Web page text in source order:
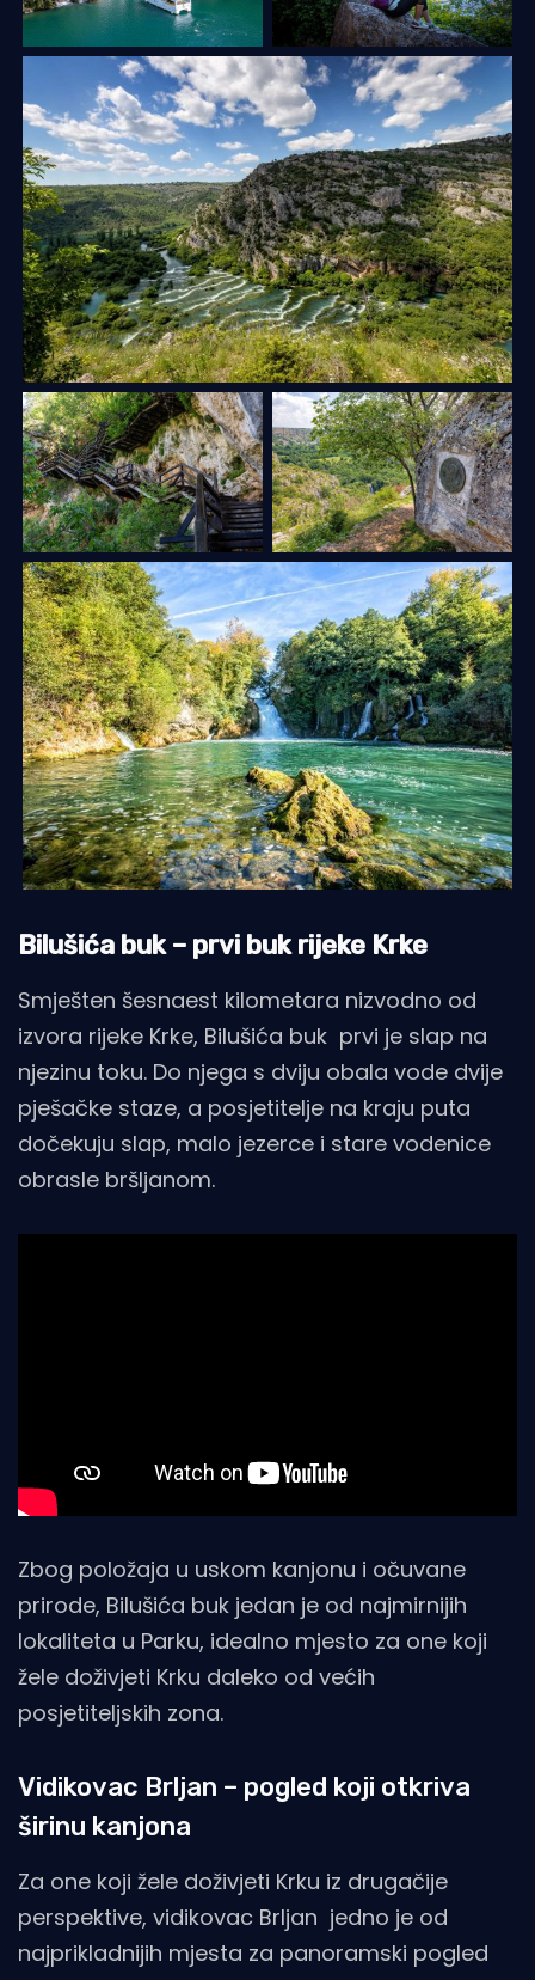
Bilušića buk – prvi buk rijeke Krke
Smješten šesnaest kilometara nizvodno od
izvora rijeke Krke, Bilušića buk prvi je slap na
njezinu toku. Do njega s dviju obala vode dvije
pješačke staze, a posjetitelje na kraju puta
dočekuju slap, malo jezerce i stare vodenice
obrasle bršljanom.
Zbog položaja u uskom kanjonu i očuvane
prirode, Bilušića buk jedan je od najmirnijih
lokaliteta u Parku, idealno mjesto za one koji
žele doživjeti Krku daleko od većih
posjetiteljskih zona.
Vidikovac Brljan – pogled koji otkriva
širinu kanjona
Za one koji žele doživjeti Krku iz drugačije
perspektive, vidikovac Brljan jedno je od
najprikladnijih mjesta za panoramski pogled